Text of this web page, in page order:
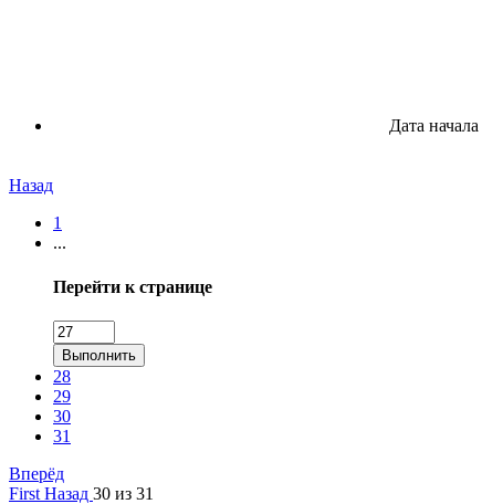
Дата начала
Назад
1
...
Перейти к странице
Выполнить
28
29
30
31
Вперёд
First Назад 30 из 31